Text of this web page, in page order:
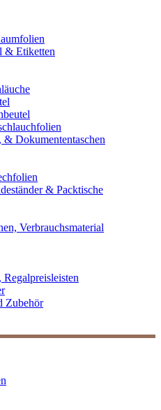
& Etiketten
Dokumententaschen
& Packtische
Verbrauchsmaterial
Regalpreisleisten
Zubehör